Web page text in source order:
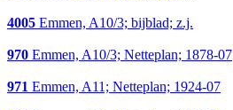
4005 Emmen, A10/3; bijblad; z.j.
970 Emmen, A10/3; Netteplan; 1878-07
971 Emmen, A11; Netteplan; 1924-07